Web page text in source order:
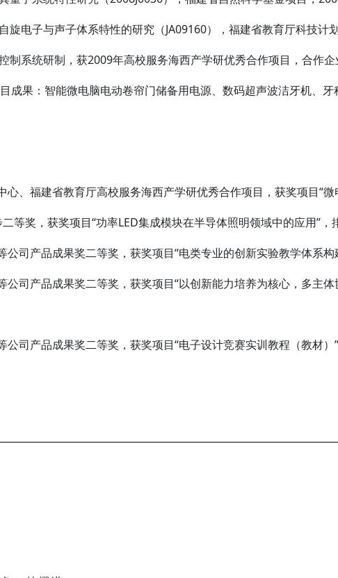
旋电子与声子体系特性的研究（JA09160），福建省教育厅科技计
制系统研制，获2009年高校服务海西产学研优秀合作项目，合作企
成果：智能微电脑电动卷帘门储备用电源、数码超声波洁牙机、牙
、福建省教育厅高校服务海西产学研优秀合作项目，获奖项目“微
等奖，获奖项目“功率LED集成模块在半导体照明领域中的应用”，
司产品成果奖二等奖，获奖项目“电类专业的创新实验教学体系构
司产品成果奖二等奖，获奖项目“以创新能力培养为核心，多主
司产品成果奖二等奖，获奖项目“电子设计竞赛实训教程（教材）”